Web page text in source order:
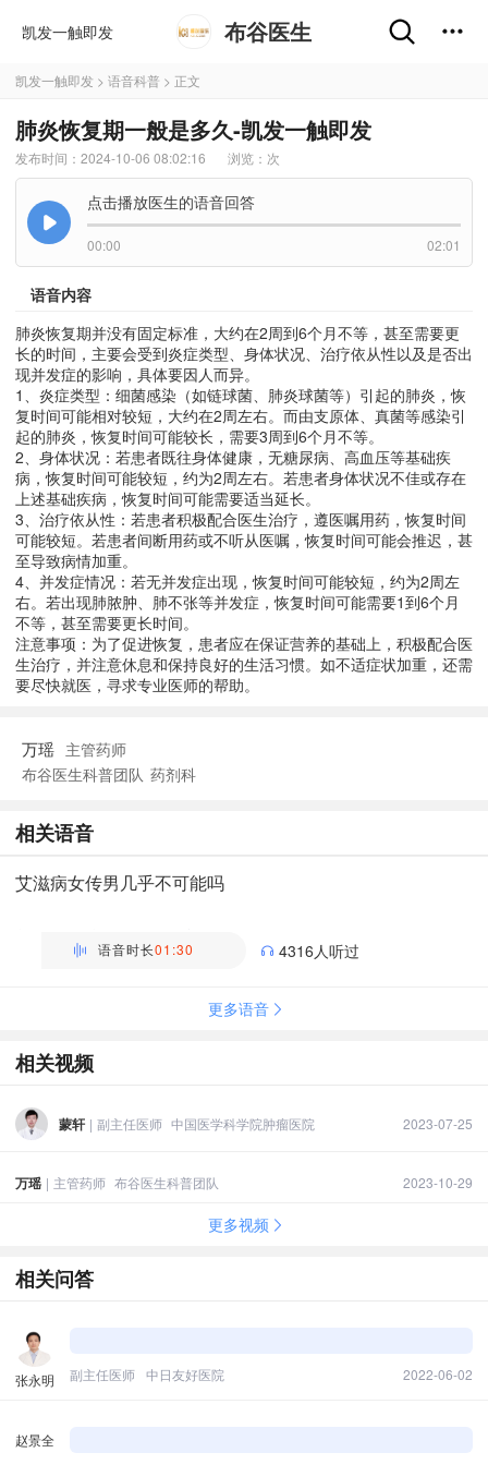
凯发一触即发 布谷医生
凯发一触即发 > 语音科普 > 正文
肺炎恢复期一般是多久-凯发一触即发
发布时间：2024-10-06 08:02:16 浏览： 次
点击播放医生的语音回答
00:00 02:01
语音内容
肺炎恢复期并没有固定标准，大约在2周到6个月不等，甚至需要更
长的时间，主要会受到炎症类型、身体状况、治疗依从性以及是否出
现并发症的影响，具体要因人而异。
1、炎症类型：细菌感染（如链球菌、肺炎球菌等）引起的肺炎，恢
复时间可能相对较短，大约在2周左右。而由支原体、真菌等感染引
起的肺炎，恢复时间可能较长，需要3周到6个月不等。
2、身体状况：若患者既往身体健康，无糖尿病、高血压等基础疾
病，恢复时间可能较短，约为2周左右。若患者身体状况不佳或存在
上述基础疾病，恢复时间可能需要适当延长。
3、治疗依从性：若患者积极配合医生治疗，遵医嘱用药，恢复时间
可能较短。若患者间断用药或不听从医嘱，恢复时间可能会推迟，甚
至导致病情加重。
4、并发症情况：若无并发症出现，恢复时间可能较短，约为2周左
右。若出现肺脓肿、肺不张等并发症，恢复时间可能需要1到6个月
不等，甚至需要更长时间。
注意事项：为了促进恢复，患者应在保证营养的基础上，积极配合医
生治疗，并注意休息和保持良好的生活习惯。如不适症状加重，还需
要尽快就医，寻求专业医师的帮助。
万瑶 主管药师
布谷医生科普团队 药剂科
相关语音
艾滋病女传男几乎不可能吗
语音时长01:30 4316人听过
更多语音
相关视频
蒙轩 | 副主任医师 中国医学科学院肿瘤医院 2023-07-25
万瑶 | 主管药师 布谷医生科普团队 2023-10-29
更多视频
相关问答
张永明 副主任医师 中日友好医院 2022-06-02
赵景全